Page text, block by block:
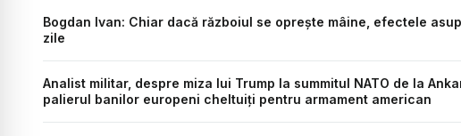
Bogdan Ivan: Chiar dacă războiul se oprește mâine, efectele
zile
Analist militar, despre miza lui Trump la summitul NATO de la
palierul banilor europeni cheltuiți pentru armament american